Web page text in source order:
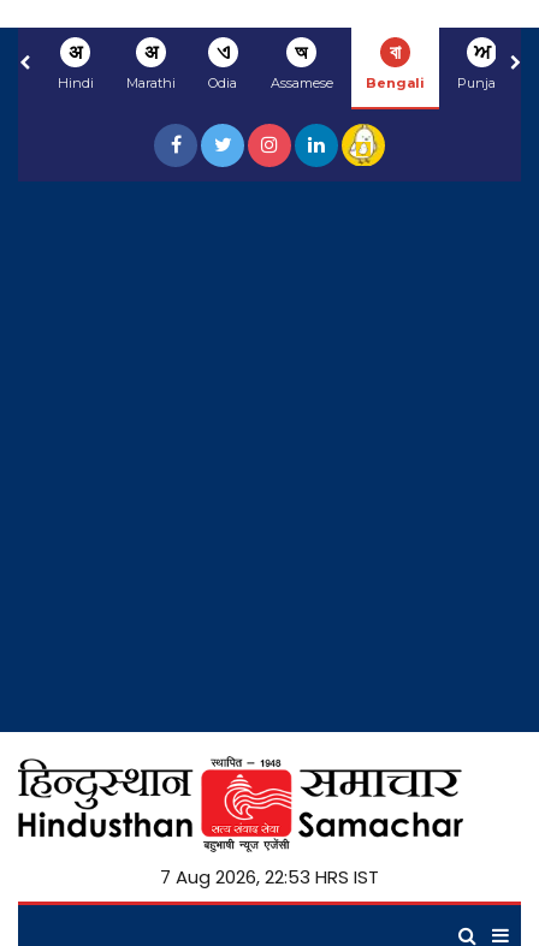
अ
Hindi
अ
Marathi
ଏ
Odia
অ
Assamese
বা
Bengali
ਅ
Punjabi
7 Aug 2026, 22:53 HRS IST